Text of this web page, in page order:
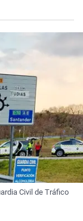
Civil de Tráfico